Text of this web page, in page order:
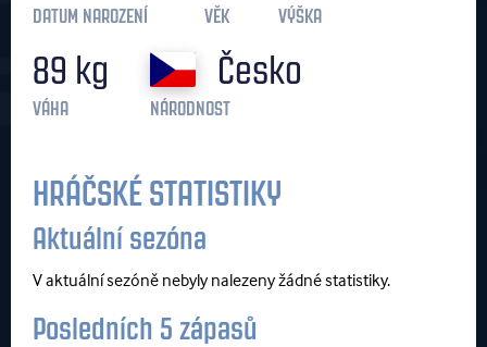
DATUM NAROZENÍ VĚK VÝŠKA
89 kg
VÁHA
Česko
NÁRODNOST
HRÁČSKÉ STATISTIKY
Aktuální sezóna
V aktuální sezóně nebyly nalezeny žádné statistiky.
Posledních 5 zápasů